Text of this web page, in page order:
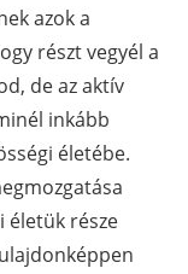
azok a
részt vegyél a
de az aktív
inkább
életébe.
életük része